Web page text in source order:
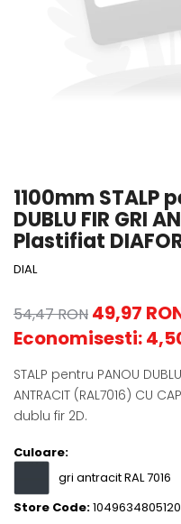
1100mm STALP
DUBLU FIR GRI
Plastifiat
DIAL
54,47 RON 49,97
Economisesti:
STALP pentru PANOU
ANTRACIT (RAL7016) CU
dublu fir 2D.
Culoare:
gri antracit RAL 7016
Store Code: